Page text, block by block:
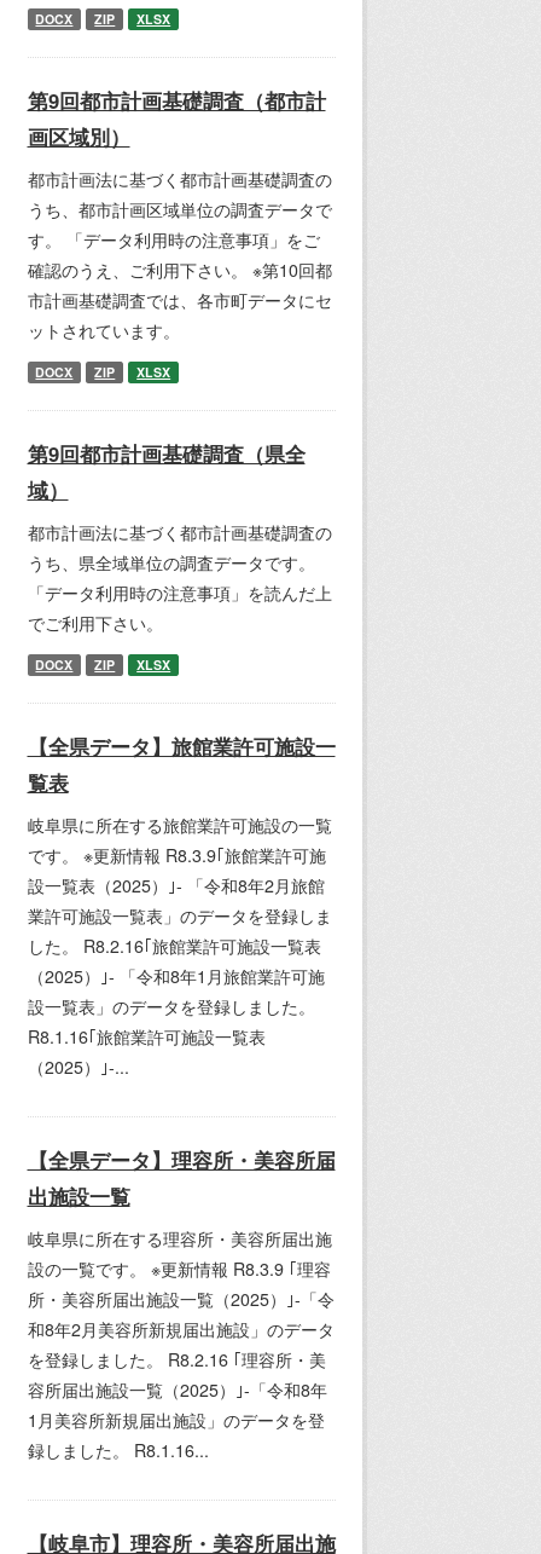
DOCX ZIP XLSX
第9回都市計画基礎調査（都市計
画区域別）
都市計画法に基づく都市計画基礎調査の
うち、都市計画区域単位の調査データで
す。 「データ利用時の注意事項」をご
確認のうえ、ご利用下さい。 ※第10回都
市計画基礎調査では、各市町データにセ
ットされています。
DOCX ZIP XLSX
第9回都市計画基礎調査（県全
域）
都市計画法に基づく都市計画基礎調査の
うち、県全域単位の調査データです。
「データ利用時の注意事項」を読んだ上
でご利用下さい。
DOCX ZIP XLSX
【全県データ】旅館業許可施設一
覧表
岐阜県に所在する旅館業許可施設の一覧
です。 ※更新情報 R8.3.9｢旅館業許可施
設一覧表（2025）｣- 「令和8年2月旅館
業許可施設一覧表」のデータを登録しま
した。 R8.2.16｢旅館業許可施設一覧表
（2025）｣- 「令和8年1月旅館業許可施
設一覧表」のデータを登録しました。
R8.1.16｢旅館業許可施設一覧表
（2025）｣-...
【全県データ】理容所・美容所届
出施設一覧
岐阜県に所在する理容所・美容所届出施
設の一覧です。 ※更新情報 R8.3.9 ｢理容
所・美容所届出施設一覧（2025）｣-「令
和8年2月美容所新規届出施設」のデータ
を登録しました。 R8.2.16 ｢理容所・美
容所届出施設一覧（2025）｣-「令和8年
1月美容所新規届出施設」のデータを登
録しました。 R8.1.16...
【岐阜市】理容所・美容所届出施